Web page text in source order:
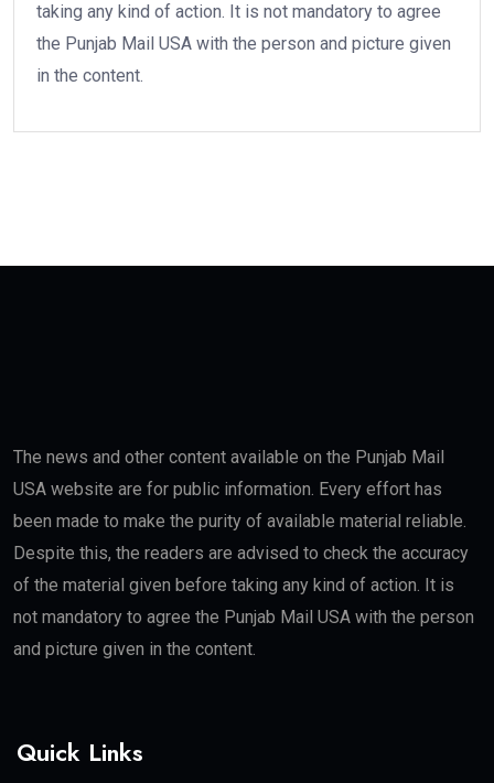
taking any kind of action. It is not mandatory to agree
the Punjab Mail USA with the person and picture given
in the content.
The news and other content available on the Punjab Mail
USA website are for public information. Every effort has
been made to make the purity of available material reliable.
Despite this, the readers are advised to check the accuracy
of the material given before taking any kind of action. It is
not mandatory to agree the Punjab Mail USA with the person
and picture given in the content.
Quick Links